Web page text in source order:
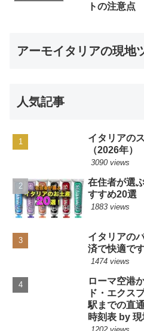
トの注意点
アーモイタリアの現地
人気記事
イタリアの
（2026年）
3090 views
在住者が選
すすめ20選
1883 views
イタリアの
済で快適です
1474 views
ローマ空港
ド・エクス
駅までの直
時刻表 by